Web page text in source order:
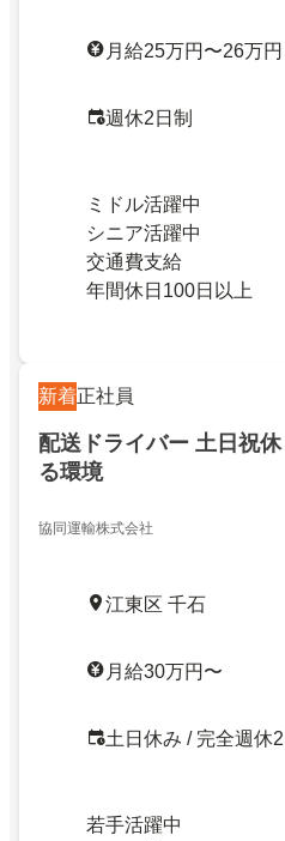
月給25万円〜26万
週休2日制
ミドル活躍中
シニア活躍中
交通費支給
年間休日100日以上
新着正社員
配送ドライバー 土日祝
る環境
協同運輸株式会社
江東区 千石
月給30万円〜
土日休み / 完全週休
若手活躍中